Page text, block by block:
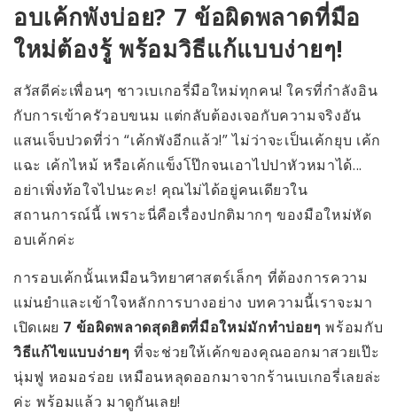
อบเค้กพังบ่อย? 7 ข้อผิดพลาดที่มือ
ใหม่ต้องรู้ พร้อมวิธีแก้แบบง่ายๆ!
สวัสดีค่ะเพื่อนๆ ชาวเบเกอรี่มือใหม่ทุกคน! ใครที่กำลังอิน
กับการเข้าครัวอบขนม แต่กลับต้องเจอกับความจริงอัน
แสนเจ็บปวดที่ว่า “เค้กพังอีกแล้ว!” ไม่ว่าจะเป็นเค้กยุบ เค้ก
แฉะ เค้กไหม้ หรือเค้กแข็งโป๊กจนเอาไปปาหัวหมาได้...
อย่าเพิ่งท้อใจไปนะคะ! คุณไม่ได้อยู่คนเดียวใน
สถานการณ์นี้ เพราะนี่คือเรื่องปกติมากๆ ของมือใหม่หัด
อบเค้กค่ะ
การอบเค้กนั้นเหมือนวิทยาศาสตร์เล็กๆ ที่ต้องการความ
แม่นยำและเข้าใจหลักการบางอย่าง บทความนี้เราจะมา
เปิดเผย 7 ข้อผิดพลาดสุดฮิตที่มือใหม่มักทำบ่อยๆ พร้อมกับ
วิธีแก้ไขแบบง่ายๆ ที่จะช่วยให้เค้กของคุณออกมาสวยเป๊ะ
นุ่มฟู หอมอร่อย เหมือนหลุดออกมาจากร้านเบเกอรี่เลยล่ะ
ค่ะ พร้อมแล้ว มาดูกันเลย!